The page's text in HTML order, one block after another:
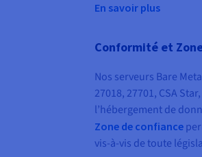
En savoir plus
Conformité et
Nos serveurs Bare
27018, 27701, CSA
l’hébergement de
Zone de confiance
vis-à-vis de toute